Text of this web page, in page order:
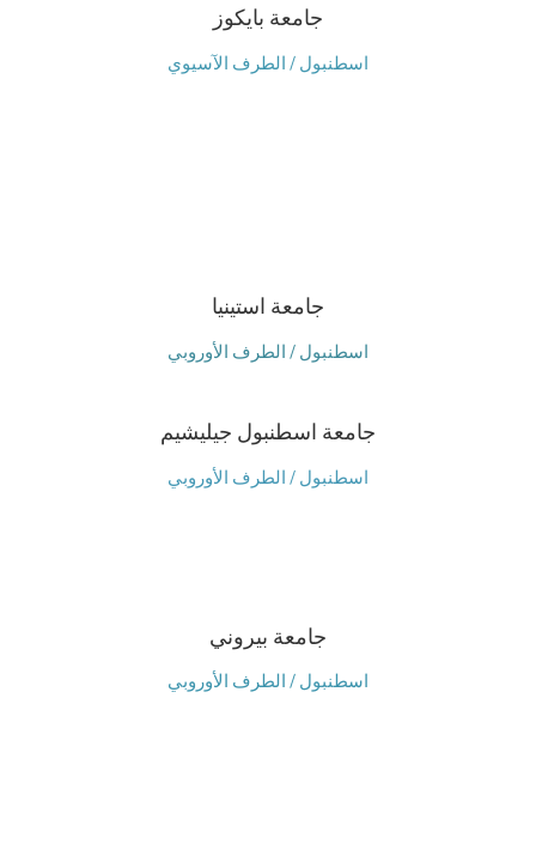
جامعة بايكوز
اسطنبول / الطرف الآسيوي
جامعة استينيا
اسطنبول / الطرف الأوروبي
جامعة اسطنبول جيليشيم
اسطنبول / الطرف الأوروبي
جامعة بيروني
اسطنبول / الطرف الأوروبي